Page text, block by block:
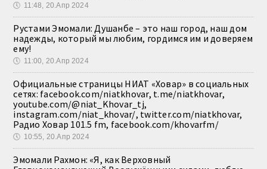
🕔 11:48, 20.Апр 2024
Рустами Эмомали: Душанбе – это наш город, наш дом
надежды, который мы любим, гордимся им и доверяем
ему!
🕔 11:00, 20.Апр 2024
Официальные страницы НИАТ «Ховар» в социальных
сетях: facebook.com/niatkhovar, t.me/niatkhovar,
youtube.com/@niat_Khovar_tj,
instagram.com/niat_khovar/, twitter.com/niatkhovar,
Радио Ховар 101.5 fm, facebook.com/khovarfm/
🕔 10:55, 20.Апр 2024
Эмомали Рахмон: «Я, как Верховный